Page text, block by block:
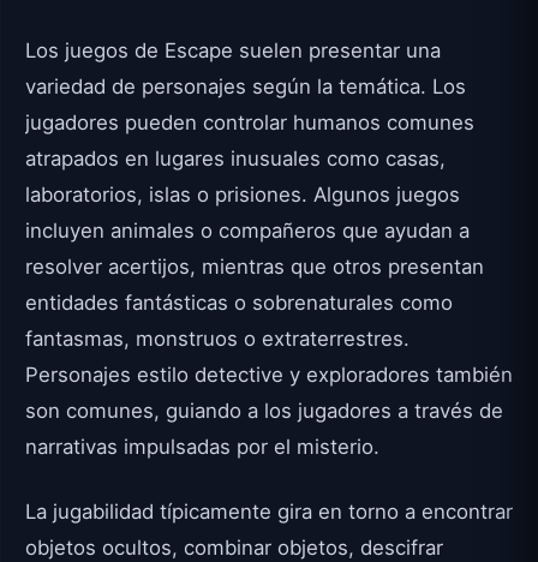
Los juegos de Escape suelen presentar una
variedad de personajes según la temática. Los
jugadores pueden controlar humanos comunes
atrapados en lugares inusuales como casas,
laboratorios, islas o prisiones. Algunos juegos
incluyen animales o compañeros que ayudan a
resolver acertijos, mientras que otros presentan
entidades fantásticas o sobrenaturales como
fantasmas, monstruos o extraterrestres.
Personajes estilo detective y exploradores también
son comunes, guiando a los jugadores a través de
narrativas impulsadas por el misterio.
La jugabilidad típicamente gira en torno a encontrar
objetos ocultos, combinar objetos, descifrar